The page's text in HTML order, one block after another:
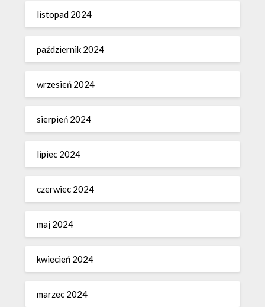
listopad 2024
październik 2024
wrzesień 2024
sierpień 2024
lipiec 2024
czerwiec 2024
maj 2024
kwiecień 2024
marzec 2024